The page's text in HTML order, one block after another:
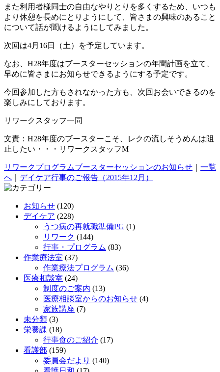
また利用者様同士の自由なやりとりを多くするため、いつも
より休憩を長めにとりようにして、皆さまの興味のあること
について話が聞けるようにしてみました。
次回は4月16日（土）を予定しています。
なお、H28年度はブースターセッションの年間計画を立て、
早めに皆さまにお知らせできるようにする予定です。
今回参加した方もされなかった方も、次回お会いできるのを
楽しみにしております。
リワークスタッフ一同
文責：H28年度のブースターこそ、レクの流しそうめんは阻
止したい・・・リワークスタッフM
リワークプログラムブースターセッションのお知らせ
一覧
へ
デイケア行事のご報告（2015年12月）
お知らせ (120)
デイケア (228)
うつ病の再就職準備PG (1)
リワーク (144)
行事・プログラム (83)
作業療法室 (37)
作業療法プログラム (36)
医療相談室 (24)
制度のご案内 (13)
医療相談室からのお知らせ (4)
家族講座 (7)
未分類 (3)
栄養課 (18)
行事食のご紹介 (17)
看護部 (159)
委員会だより (140)